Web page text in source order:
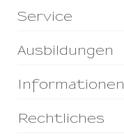
Service
Ausbildungen
Informationen
Rechtliches